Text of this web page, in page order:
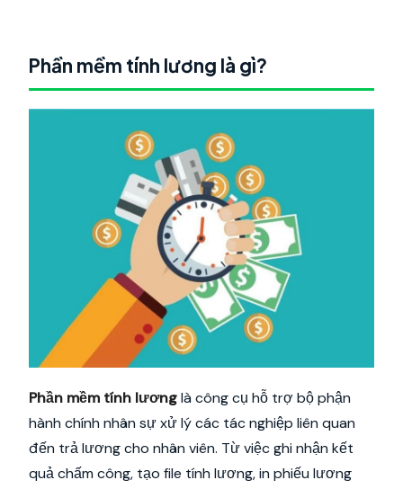
Phần mềm tính lương là gì?
Phần mềm tính lươnglà công cụ hỗ trợ bộ phận
hành chính nhân sự xử lý các tác nghiệp liên quan
đến trả lương cho nhân viên. Từ việc ghi nhận kết
quả chấm công, tạo file tính lương, in phiếu lương